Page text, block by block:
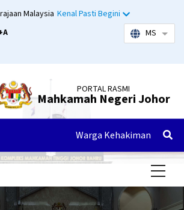
Malaysia Kenal Pasti Begini
MS
PORTAL RASMI
Mahkamah Negeri Johor
Warga Kehakiman